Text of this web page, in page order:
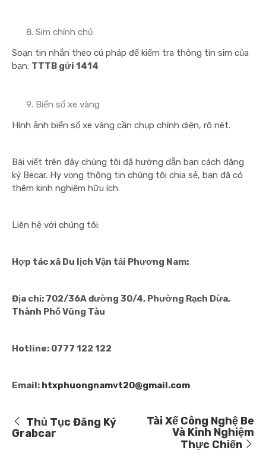
Sim chính chủ
Soạn tin nhắn theo cú pháp để kiểm tra thông tin sim của
bạn: TTTB gửi 1414
Biển số xe vàng
Hình ảnh biển số xe vàng cần chụp chính diện, rõ nét.
Bài viết trên đây chúng tôi đã hướng dẫn bạn cách đăng
ký Becar. Hy vọng thông tin chúng tôi chia sẻ, bạn đã có
thêm kinh nghiệm hữu ích.
Liên hệ với chúng tôi:
Hợp tác xã Du lịch Vận tải Phương Nam:
Địa chỉ: 702/36A đường 30/4, Phường Rạch Dừa,
Thành Phố Vũng Tàu
Hotline: 0777 122 122
Email: htxphuongnamvt20@gmail.com
Thủ Tục Đăng Ký
Grabcar
Tài Xế Công Nghệ Be
Và Kinh Nghiệm
Thực Chiến